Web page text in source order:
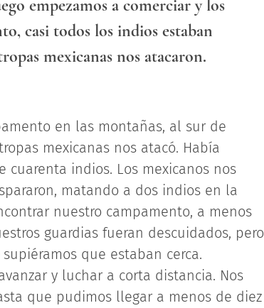
empezamos a comerciar y los
casi todos los indios estaban
mexicanas nos atacaron.
en las montañas, al sur de
mexicanas nos atacó. Había
cuarenta indios. Los mexicanos nos
matando a dos indios en la
nuestro campamento, a menos
guardias fueran descuidados, pero
que estaban cerca.
y luchar a corta distancia. Nos
que pudimos llegar a menos de diez